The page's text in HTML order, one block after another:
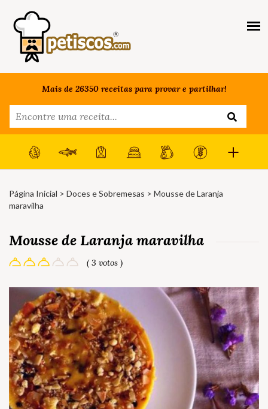
Mais de 26350 receitas para provar e partilhar!
Página Inicial > Doces e Sobremesas > Mousse de Laranja
maravilha
Mousse de Laranja maravilha
( 3 votos )